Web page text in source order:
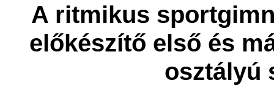
A ritmikus
előkészítő első és
osztályú